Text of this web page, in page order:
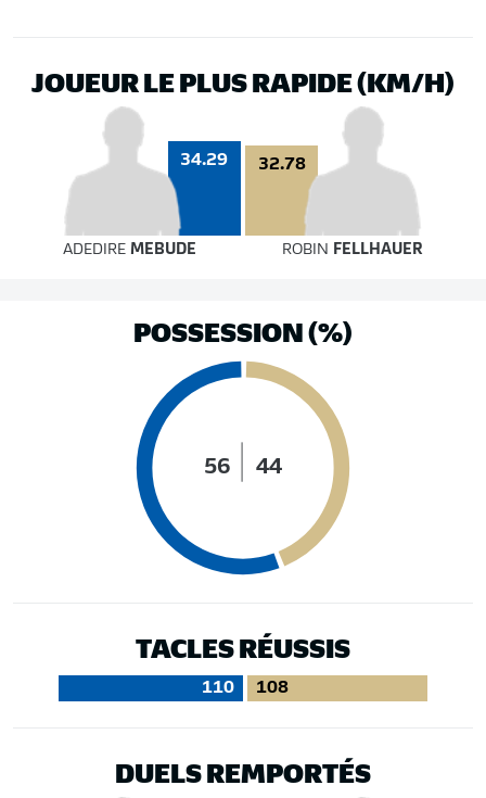
JOUEUR LE PLUS RAPIDE (KM/H)
34.29 32.78
ADEDIRE MEBUDE ROBIN FELLHAUER
POSSESSION (%)
56 44
TACLES RÉUSSIS
110 108
DUELS REMPORTÉS